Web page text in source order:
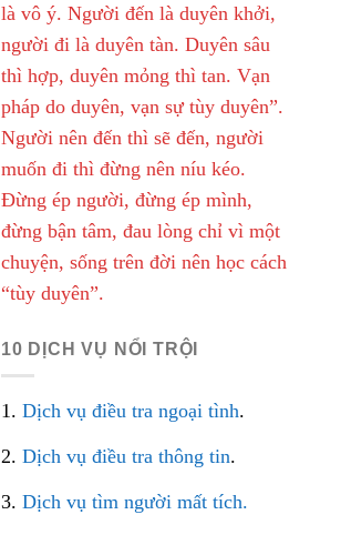
là vô ý. Người đến là duyên khởi,
người đi là duyên tàn. Duyên sâu
thì hợp, duyên mỏng thì tan. Vạn
pháp do duyên, vạn sự tùy duyên”.
Người nên đến thì sẽ đến, người
muốn đi thì đừng nên níu kéo.
Đừng ép người, đừng ép mình,
đừng bận tâm, đau lòng chỉ vì một
chuyện, sống trên đời nên học cách
“tùy duyên”.
10 DỊCH VỤ NỔI TRỘI
1. Dịch vụ điều tra ngoại tình.
2. Dịch vụ điều tra thông tin.
3. Dịch vụ tìm người mất tích.